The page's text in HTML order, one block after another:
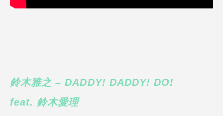
鈴木雅之 – DADDY! DADDY! DO!
feat. 鈴木愛理